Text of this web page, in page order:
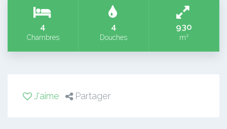
4
Chambres
4
Douches
930
m²
J'aime Partager